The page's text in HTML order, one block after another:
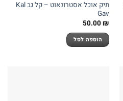
תיק אוכל אסטרונאוט – קל גב Kal
Gav
50.00₪
הוספה לסל